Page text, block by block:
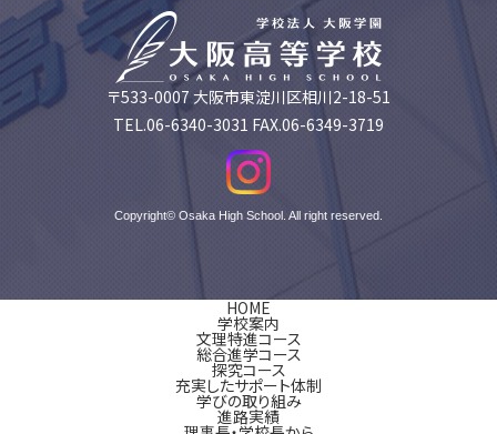
〒533-0007 大阪市東淀川区相川2-18-51
TEL.06-6340-3031 FAX.06-6349-3719
Copyright© Osaka High School. All right reserved.
HOME
学校案内
文理特進コース
総合進学コース
探究コース
充実したサポート体制
学びの取り組み
進路実績